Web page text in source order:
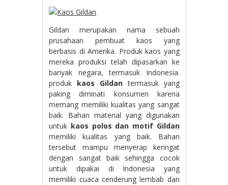
Gildan merupakan nama sebuah
prusahaan pembuat kaos yang
berbasis di Amerika. Produk kaos yang
mereka produksi telah dipasarkan ke
banyak negara, termasuk Indonesia.
produk kaos Gildan termasuk yang
paking diminati konsumen karena
memang memiliki kualitas yang sangat
baik. Bahan material yang digunakan
untuk kaos polos dan motif Gildan
memiliki kualitas yang baik. Bahan
tersebut mampu menyerap keringat
dengan sangat baik sehingga cocok
untuk dipakai di Indonesia yang
memiliki cuaca cenderung lembab dan